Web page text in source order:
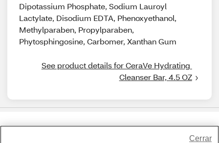
Dipotassium Phosphate, Sodium Lauroyl
Lactylate, Disodium EDTA, Phenoxyethanol,
Methylparaben, Propylparaben,
Phytosphingosine, Carbomer, Xanthan Gum
See product details for CeraVe Hydrating
Cleanser Bar, 4.5 OZ
Cerrar